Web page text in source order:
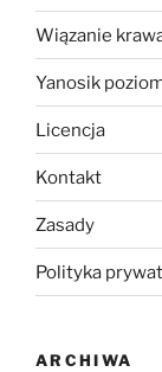
Wiązanie
Yanosik
Licencja
Kontakt
Zasady
Polityka
ARCHIWA